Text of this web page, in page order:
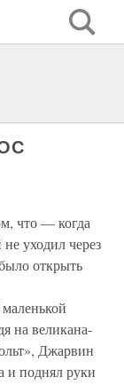
что — когда
уходил через
открыть
на великана-
Джарвин
и поднял руки